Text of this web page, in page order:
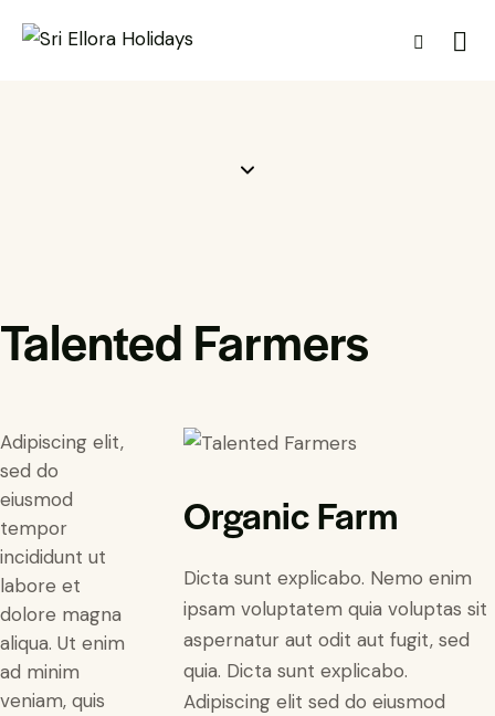
Talented Farmers
Adipiscing elit,
sed do
eiusmod
tempor
incididunt ut
labore et
dolore magna
aliqua. Ut enim
ad minim
veniam, quis
Organic Farm
Dicta sunt explicabo. Nemo enim
ipsam voluptatem quia voluptas sit
aspernatur aut odit aut fugit, sed
quia. Dicta sunt explicabo.
Adipiscing elit sed do eiusmod